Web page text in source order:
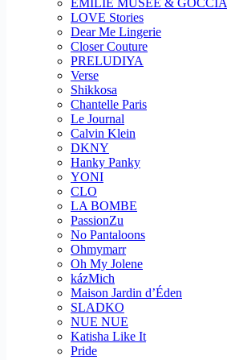
ÉMILIE MUSÉE & GOCCIA
LOVE Stories
Dear Me Lingerie
Closer Couture
PRELUDIYA
Verse
Shikkosa
Chantelle Paris
Le Journal
Calvin Klein
DKNY
Hanky Panky
YONI
CLO
LA BOMBE
PassionZu
No Pantaloons
Ohmymarr
Oh My Jolene
kázMich
Maison Jardin d’Éden
SLADKO
NUE NUE
Katisha Like It
Pride